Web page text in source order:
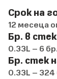
Срок на
12 месеца
Бр. в
0.33L – 6
Бр. стек
0.33L – 324